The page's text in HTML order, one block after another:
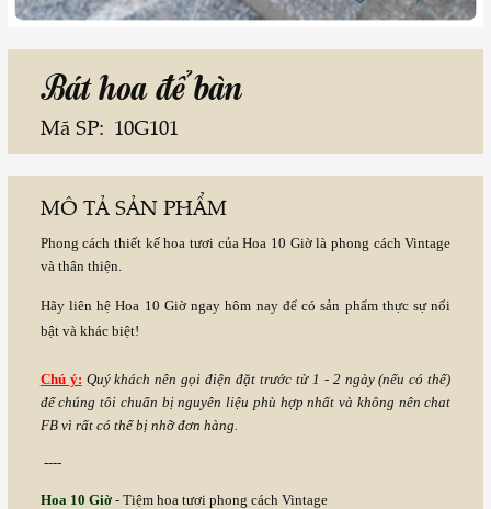
Bát hoa để bàn
Mã SP: 10G101
MÔ TẢ SẢN PHẨM
Phong cách thiết kế hoa tươi của Hoa 10 Giờ là phong cách Vintage
và thân thiện.
Hãy liên hệ Hoa 10 Giờ ngay hôm nay để có sản phẩm thực sự nổi
bật và khác biệt!
Chú ý: Quý khách nên gọi điện đặt trước từ 1 - 2 ngày (nếu có thể)
để chúng tôi chuẩn bị nguyên liệu phù hợp nhất và không nên chat
FB vì rất có thể bị nhỡ đơn hàng.
----
Hoa 10 Giờ- Tiệm hoa tươi phong cách Vintage